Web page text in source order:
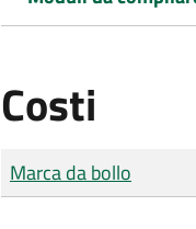
Costi
Tipo di pagamento
Importo
Marca da bollo